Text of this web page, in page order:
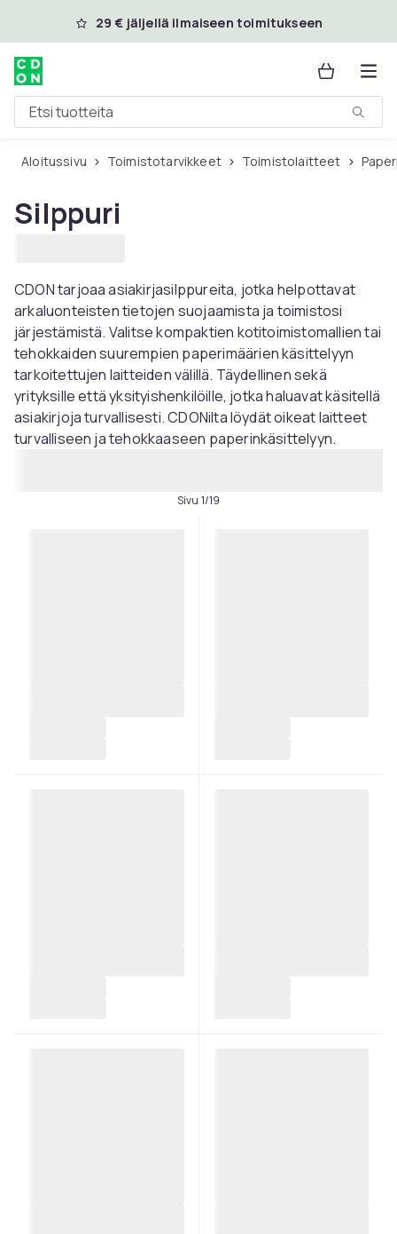
Ohita ja siirry pääsisältöön
29 € jäljellä ilmaiseen toimitukseen
Etsi tuotteita
Aloitussivu Toimistotarvikkeet Toimistolaitteet
Silppuri
CDON tarjoaa asiakirjasilppureita, jotka helpottavat
arkaluonteisten tietojen suojaamista ja toimistosi
järjestämistä. Valitse kompaktien kotitoimistomallien tai
tehokkaiden suurempien paperimäärien käsittelyyn
tarkoitettujen laitteiden välillä. Täydellinen sekä
yrityksille että yksityishenkilöille, jotka haluavat käsitellä
asiakirjoja turvallisesti. CDONilta löydät oikeat laitteet
turvalliseen ja tehokkaaseen paperinkäsittelyyn.
Sivu 1/19